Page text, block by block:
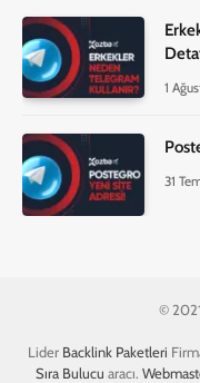
1
31
©
Lider Backlink Paketleri
Sıra Bulucu aracı.